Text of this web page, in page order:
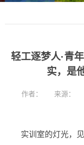
轻工逐梦人·青
实，是
作者： 来源：
实训室的灯光，